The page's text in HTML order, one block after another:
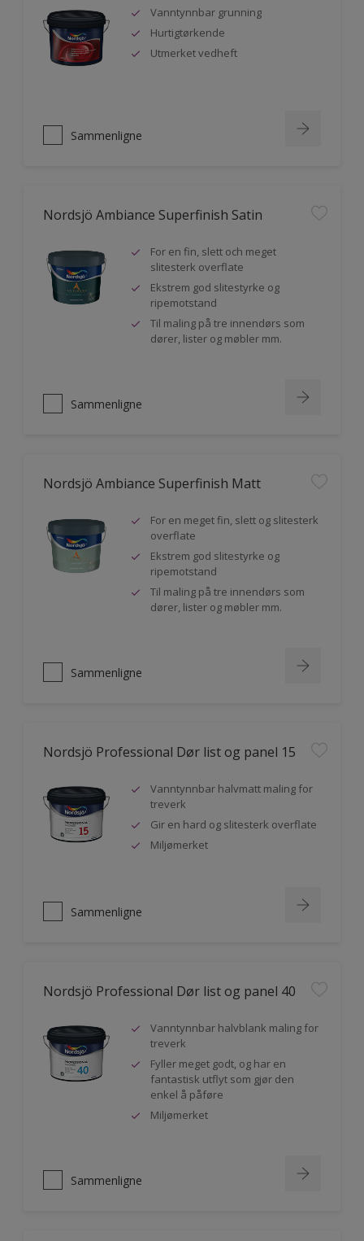
Vanntynnbar grunning
Hurtigtørkende
Utmerket vedheft
Sammenligne
Nordsjö Ambiance Superfinish Satin
For en fin, slett och meget
slitesterk overflate
Ekstrem god slitestyrke og
ripemotstand
Til maling på tre innendørs som
dører, lister og møbler mm.
Sammenligne
Nordsjö Ambiance Superfinish Matt
For en meget fin, slett og slitesterk
overflate
Ekstrem god slitestyrke og
ripemotstand
Til maling på tre innendørs som
dører, lister og møbler mm.
Sammenligne
Nordsjö Professional Dør list og panel 15
Vanntynnbar halvmatt maling for
treverk
Gir en hard og slitesterk overflate
Miljømerket
Sammenligne
Nordsjö Professional Dør list og panel 40
Vanntynnbar halvblank maling for
treverk
Fyller meget godt, og har en
fantastisk utflyt som gjør den
enkel å påføre
Miljømerket
Sammenligne